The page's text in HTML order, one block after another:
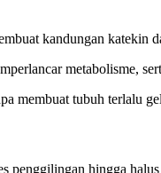
kandungan katekin
metabolisme,
membuat tubuh terlalu
penggilingan hingga